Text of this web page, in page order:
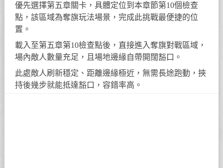
優先選擇第五章關卡，具體定位到本章節第10個檢查
點，該區域為奪旗玩法場景，完成此挑戰最便捷的位
置。
載入至第五章第10檢查點後，直接進入奪旗對戰區域，
場內敵人數量充足，且場地邊緣自帶開闊豁口。
此處敵人刷新穩定、距離邊緣極近，無需長途跑動，挾
持後幾步就能抵達豁口，容錯率高。